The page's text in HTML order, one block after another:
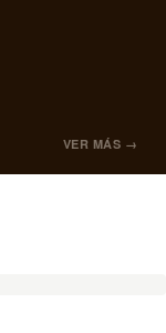
VER MÁS →